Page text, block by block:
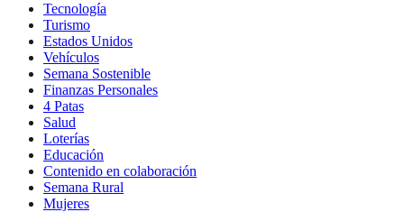
Tecnología
Turismo
Estados Unidos
Vehículos
Semana Sostenible
Finanzas Personales
4 Patas
Salud
Loterías
Educación
Contenido en colaboración
Semana Rural
Mujeres